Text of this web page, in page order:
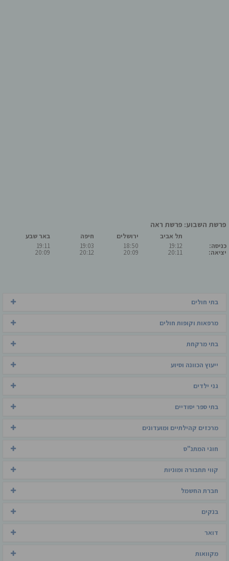
פרשת השבוע: פרשת ראה
כניסה:
יציאה:
תל אביב
19:12
20:11
ירושלים
18:50
20:09
חיפה
19:03
20:12
באר שבע
19:11
20:09
בתי חולים
מרפאות וקופות חולים
בתי מרקחת
ייעוץ הכוונה וסיוע
גני ילדים
בתי ספר יסודיים
מרכזים קהילתיים ומועדונים
חוגי המתנ"ס
קווי תחבורה ומוניות
חברת החשמל
בנקים
דואר
מקוואות